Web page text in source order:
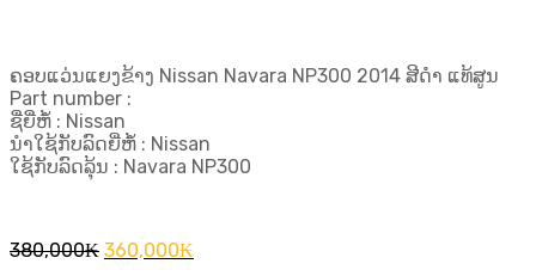
ຄອບແວ່ນແຍງຂ້າງ Nissan Navara NP300 2014 ສີດຳ ແທ້ສູນ
Part number :
ຊື່ຍີ່ຫໍ້ : Nissan
ນຳໃຊ້ກັບລົດຍີ່ຫໍ້ : Nissan
ໃຊ້ກັບລົດລຸ້ນ : Navara NP300
380,000₭ Original
360,000₭